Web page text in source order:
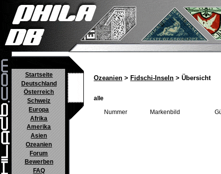
Startseite
Deutschland
Österreich
Schweiz
Europa
Afrika
Amerika
Asien
Ozeanien
Forum
Bewerben
FAQ
Ozeanien > Fidschi-Inseln > Übersicht
alle
Nummer Markenbild